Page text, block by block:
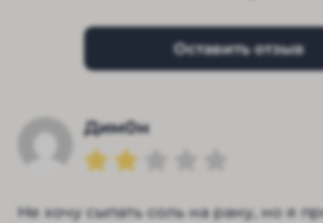
Оставить отзыв
Дим0н
Не хочу сыпать соль на рану, но я